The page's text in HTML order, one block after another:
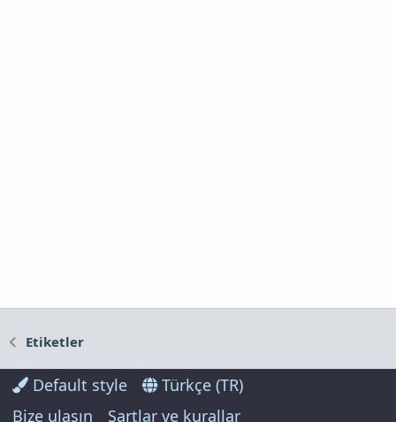
Etiketler
Default style
Türkçe (TR)
Bize ulaşın
Şartlar ve kurallar